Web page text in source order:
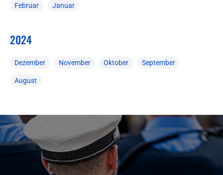
Februar Januar
2024
Dezember November Oktober September
August